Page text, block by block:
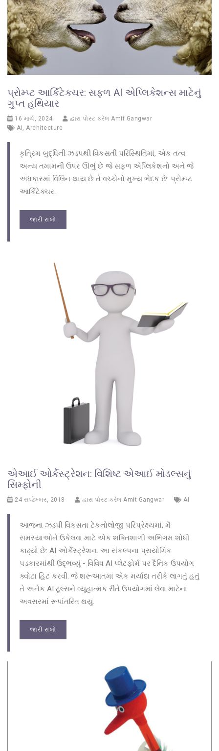
પ્રોમ્પ્ટ આર્કિટેક્ચર: સફળ AI એપ્લિકેશન્સ માટેનું
ગુપ્ત હથિયાર
16 માર્ચ, 2024 દ્વારા પોસ્ટ કરેલ Amit Gangwar
AI , Architecture
કૃત્રિમ બુદ્ધિની ઝડપથી વિકસતી પરિસ્થિતિમાં, એક તત્વ
અન્ય તમામની ઉપર ઊભું છે જે સફળ એપ્લિકેશનો અને જે
અંધકારમાં વિલિન થાય છે તે વચ્ચેનો મુખ્ય ભેદક છે: પ્રોમ્પ્ટ
આર્કિટેક્ચર.
જારી રાખો
એઆઈ ઓર્કેસ્ટ્રેશન: વિશિષ્ટ એઆઈ મોડલ્સનું
સિમ્ફોની
24 સપ્ટેમ્બર, 2018 દ્વારા પોસ્ટ કરેલ Amit Gangwar AI
આજના ઝડપી વિકસતા ટેકનોલોજી પરિપ્રેક્ષ્યમાં, મેં
સમસ્યાઓને ઉકેલવા માટે એક શક્તિશાળી અભિગમ શોધી
કાઢ્યો છે: AI ઓર્કેસ્ટ્રેશન. આ સંકલ્પના પ્રાયોગિક
પડકારમાંથી ઉદ્ભવ્યું - વિવિધ AI પ્લેટફોર્મ પર દૈનિક ઉપયોગ
ક્વોટા હિટ કરવી. જે શરૂઆતમાં એક મર્યાદા તરીકે લાગતું હતું
તે અનેક AI ટૂલ્સને વ્યૂહાત્મક રીતે ઉપયોગમાં લેવા માટેના
અવસરમાં રૂપાંતરિત થયું.
જારી રાખો